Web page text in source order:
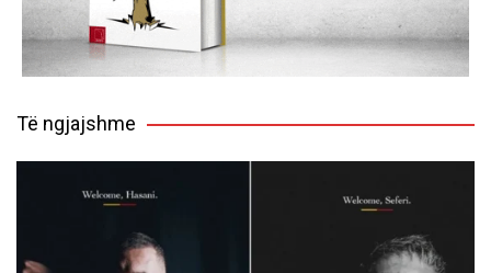
Të ngjajshme